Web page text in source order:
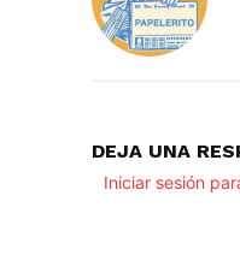
DEJA UNA
Iniciar sesión